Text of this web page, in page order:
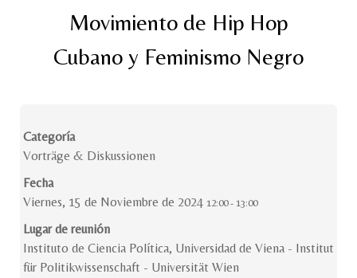
Movimiento de Hip Hop
Cubano y Feminismo Negro
Categoría
Vorträge & Diskussionen
Fecha
Viernes, 15 de Noviembre de 2024 12:00- 13:00
Lugar de reunión
Instituto de Ciencia Política, Universidad de Viena - Institut
für Politikwissenschaft - Universität Wien